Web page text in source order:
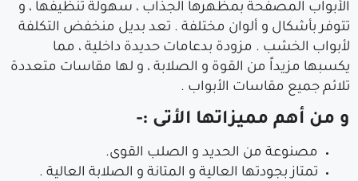
الأبواب المصفحة بمظهرها الجذاب ، سهولة تنظيفها ، و
تتوفر بأشكال و ألوان مختلفة . تعد بديل منخفض التكلفة
لأبواب الخشب . مزودة بدعامات حديدة داخلية ، مما
يكسبها مزيداً من القوة و الصلابة ، و لها مقاسات متعددة
تلائم جميع مقاسات الأبواب .
و من أهم مميزاتها الأتى :-
مصنوعة من الحديد و الصلب القوى.
تمتاز بجودتها العالية و المتانة و الصلابة العالية .